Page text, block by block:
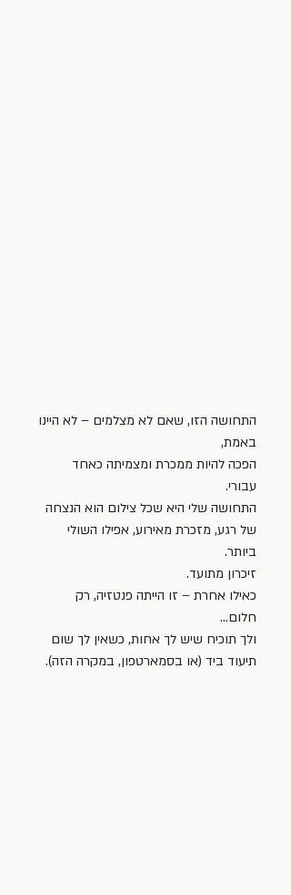
התחושה הזו, שאם לא מצלמים – לא היינו
באמת,
הפכה להיות ממכרת ומצמיתה כאחד
עבורי.
התחושה שלי היא שכל צילום הוא הנצחה
של רגע, מזכרת מאירוע, אפילו השולי
ביותר.
זיכרון מתועד.
כאילו אחרת – זו הייתה פנטזיה, רק
חלום…
ולך תוכיח שיש לך אחות, כשאין לך שום
תיעוד ביד (או בסמארטפון, במקרה הזה).